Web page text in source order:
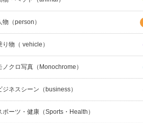
物（person）
り物（ vehicle）
ノクロ写真（Monochrome）
ジネスシーン（business）
ポーツ・健康（Sports・Health）